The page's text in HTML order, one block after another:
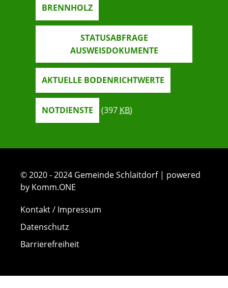
BRENNHOLZ
STATUSABFRAGE
AUSWEISDOKUMENTE
AKTUELLE BODENRICHTWERTE
NOTDIENSTE (397 KB)
© 2020 - 2024 Gemeinde Schlaitdorf | powered
by Komm.ONE
Kontakt / Impressum
Datenschutz
Barrierefreiheit